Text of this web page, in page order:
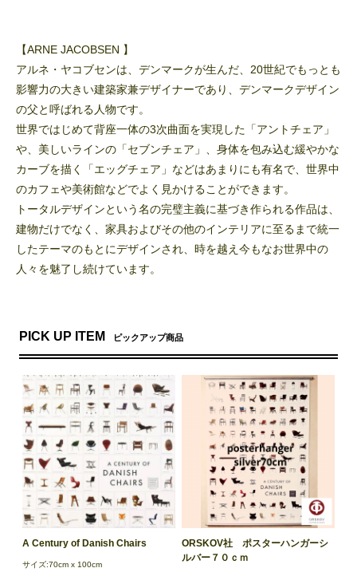
【ARNE JACOBSEN 】
アルネ・ヤコブセンは、デンマークが生んだ、20世紀でもっとも
影響力の大きい建築家兼デザイナーであり、デンマークデザイン
の父と呼ばれる人物です。
世界ではじめて背座一体の3次曲面を実現した「アントチェア」
や、美しいラインの「セブンチェア」、身体を包み込む緩やかな
カーブを描く「エッグチェア」などはあまりにも有名で、世界中
のカフェや美術館などでよく見かけることができます。
トータルデザインという名の完璧主義に基づき作られる作品は、
建物だけでなく、家具およびその他のインテリアに至るまで統一
したテーマのもとにデザインされ、時を越え今もなお世界中の
人々を魅了し続けています。
PICK UP ITEM ピックアップ商品
A Century of Danish Chairs
サイズ:70cm x 100cm
ORSKOV社 ポスターハンガーシ
ルバー７０ｃｍ